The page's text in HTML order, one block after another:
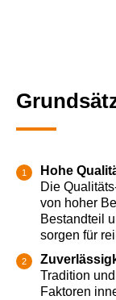
Hohe
Die
von hoher
Bestandteil
sorgen für
Tradition
Faktoren